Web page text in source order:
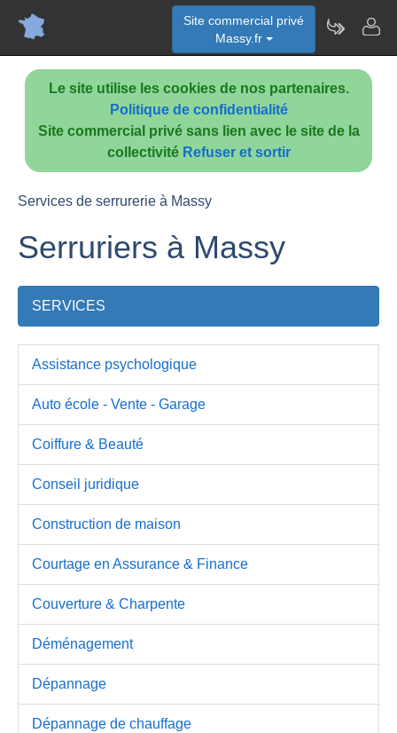
Le site utilise les cookies de nos partenaires.
Politique de confidentialité
Site commercial privé sans lien avec le site de la
collectivité Refuser et sortir
Site commercial privé
Massy.fr
Services de serrurerie à Massy
Serruriers à Massy
SERVICES
Assistance psychologique
Auto école - Vente - Garage
Coiffure & Beauté
Conseil juridique
Construction de maison
Courtage en Assurance & Finance
Couverture & Charpente
Déménagement
Dépannage
Dépannage de chauffage